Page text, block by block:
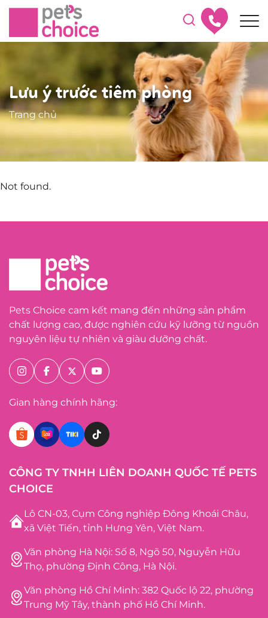
Lưu ý trước tiêm phòng
Trang chủ
Not found.
Pets Choice cam kết mang đến những sản phẩm
chất lượng cao, được nghiên cứu kỹ lưỡng từ nguồn
nguyên liệu tự nhiên và giàu dưỡng chất.
Gian hàng chính hãng:
CÔNG TY TNHH LIÊN DOANH QUỐC TẾ PETS
CHOICE
Lô CN-03, Cụm Công nghiệp Đông Khoái Châu,
xã Việt Tiến, tỉnh Hưng Yên, Việt Nam.
Văn phòng Hà Nội: Số 8, Ngõ 50, Nguyễn Hữu
Thọ, phường Định Công, Hà Nội.
Văn phòng Hồ Chí Minh: 382 Quốc lộ 22, phường
Trung Mỹ Tây, thành phố Hồ Chí Minh.